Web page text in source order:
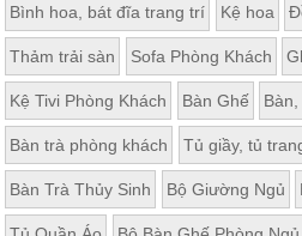
Bình hoa, bát đĩa trang trí Kệ hoa
Thảm trải sàn Sofa Phòng Khách
Kệ Tivi Phòng Khách Bàn Ghế
Bàn trà phòng khách Tủ giầy, tủ
Bàn Trà Thủy Sinh Bộ Giường Ngủ